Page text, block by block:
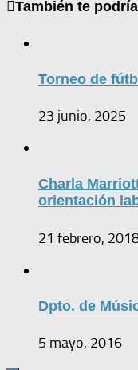
También te
Torneo de
23 junio, 2025
Charla
orientación
21 febrero,
Dpto. de
5 mayo, 2016